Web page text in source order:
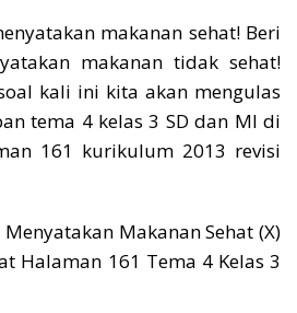
makanan sehat! Beri
makanan tidak sehat!
kali ini kita akan mengulas
tema 4 kelas 3 SD dan MI di
161 kurikulum 2013 revisi